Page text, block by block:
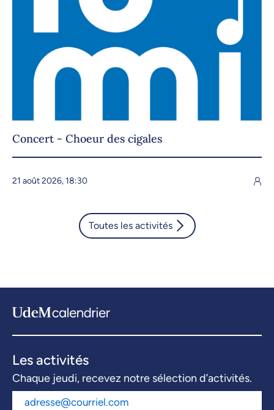
Concert - Choeur des cigales
21 août 2026, 18:30
Toutes les activités
Les activités
Chaque jeudi, recevez notre sélection d’activités.